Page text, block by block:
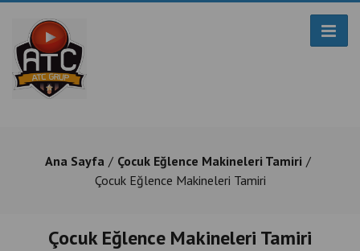
Ana Sayfa
Çocuk Eğlence Makineleri Tamiri
Çocuk Eğlence Makineleri Tamiri
Çocuk Eğlence Makineleri Tamiri